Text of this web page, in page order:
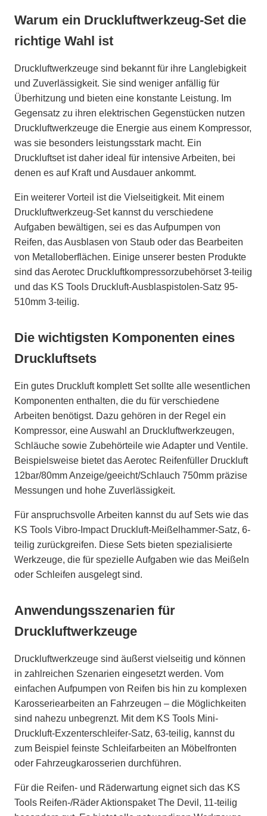
Warum ein Druckluftwerkzeug-Set die
richtige Wahl ist
Druckluftwerkzeuge sind bekannt für ihre Langlebigkeit
und Zuverlässigkeit. Sie sind weniger anfällig für
Überhitzung und bieten eine konstante Leistung. Im
Gegensatz zu ihren elektrischen Gegenstücken nutzen
Druckluftwerkzeuge die Energie aus einem Kompressor,
was sie besonders leistungsstark macht. Ein
Druckluftset ist daher ideal für intensive Arbeiten, bei
denen es auf Kraft und Ausdauer ankommt.
Ein weiterer Vorteil ist die Vielseitigkeit. Mit einem
Druckluftwerkzeug-Set kannst du verschiedene
Aufgaben bewältigen, sei es das Aufpumpen von
Reifen, das Ausblasen von Staub oder das Bearbeiten
von Metalloberflächen. Einige unserer besten Produkte
sind das Aerotec Druckluftkompressorzubehörset 3-teilig
und das KS Tools Druckluft-Ausblaspistolen-Satz 95-
510mm 3-teilig.
Die wichtigsten Komponenten eines
Druckluftsets
Ein gutes Druckluft komplett Set sollte alle wesentlichen
Komponenten enthalten, die du für verschiedene
Arbeiten benötigst. Dazu gehören in der Regel ein
Kompressor, eine Auswahl an Druckluftwerkzeugen,
Schläuche sowie Zubehörteile wie Adapter und Ventile.
Beispielsweise bietet das Aerotec Reifenfüller Druckluft
12bar/80mm Anzeige/geeicht/Schlauch 750mm präzise
Messungen und hohe Zuverlässigkeit.
Für anspruchsvolle Arbeiten kannst du auf Sets wie das
KS Tools Vibro-Impact Druckluft-Meißelhammer-Satz, 6-
teilig zurückgreifen. Diese Sets bieten spezialisierte
Werkzeuge, die für spezielle Aufgaben wie das Meißeln
oder Schleifen ausgelegt sind.
Anwendungsszenarien für
Druckluftwerkzeuge
Druckluftwerkzeuge sind äußerst vielseitig und können
in zahlreichen Szenarien eingesetzt werden. Vom
einfachen Aufpumpen von Reifen bis hin zu komplexen
Karosseriearbeiten an Fahrzeugen – die Möglichkeiten
sind nahezu unbegrenzt. Mit dem KS Tools Mini-
Druckluft-Exzenterschleifer-Satz, 63-teilig, kannst du
zum Beispiel feinste Schleifarbeiten an Möbelfronten
oder Fahrzeugkarosserien durchführen.
Für die Reifen- und Räderwartung eignet sich das KS
Tools Reifen-/Räder Aktionspaket The Devil, 11-teilig